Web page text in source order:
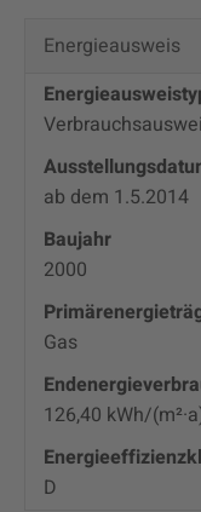
Energieausweis
ab dem 1.5.2014
Baujahr
2000
Gas
126,40 kWh/
D